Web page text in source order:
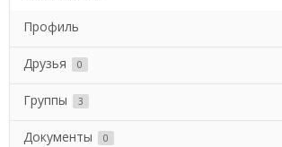
Профиль
Друзья 0
Группы 3
Документы 0